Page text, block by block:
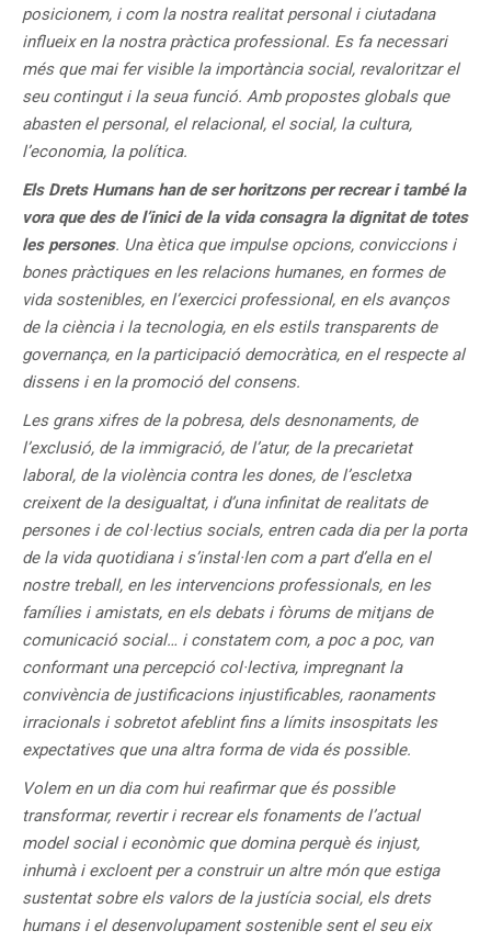
posicionem, i com la nostra realitat personal i ciutadana
influeix en la nostra pràctica professional. Es fa necessari
més que mai fer visible la importància social, revaloritzar el
seu contingut i la seua funció. Amb propostes globals que
abasten el personal, el relacional, el social, la cultura,
l’economia, la política.
Els Drets Humans han de ser horitzons per recrear i també la
vora que des de l’inici de la vida consagra la dignitat de totes
les persones. Una ètica que impulse opcions, conviccions i
bones pràctiques en les relacions humanes, en formes de
vida sostenibles, en l’exercici professional, en els avanços
de la ciència i la tecnologia, en els estils transparents de
governança, en la participació democràtica, en el respecte al
dissens i en la promoció del consens.
Les grans xifres de la pobresa, dels desnonaments, de
l’exclusió, de la immigració, de l’atur, de la precarietat
laboral, de la violència contra les dones, de l’escletxa
creixent de la desigualtat, i d’una infinitat de realitats de
persones i de col·lectius socials, entren cada dia per la porta
de la vida quotidiana i s’instal·len com a part d’ella en el
nostre treball, en les intervencions professionals, en les
famílies i amistats, en els debats i fòrums de mitjans de
comunicació social… i constatem com, a poc a poc, van
conformant una percepció col·lectiva, impregnant la
convivència de justificacions injustificables, raonaments
irracionals i sobretot afeblint fins a límits insospitats les
expectatives que una altra forma de vida és possible.
Volem en un dia com hui reafirmar que és possible
transformar, revertir i recrear els fonaments de l’actual
model social i econòmic que domina perquè és injust,
inhumà i excloent per a construir un altre món que estiga
sustentat sobre els valors de la justícia social, els drets
humans i el desenvolupament sostenible sent el seu eix